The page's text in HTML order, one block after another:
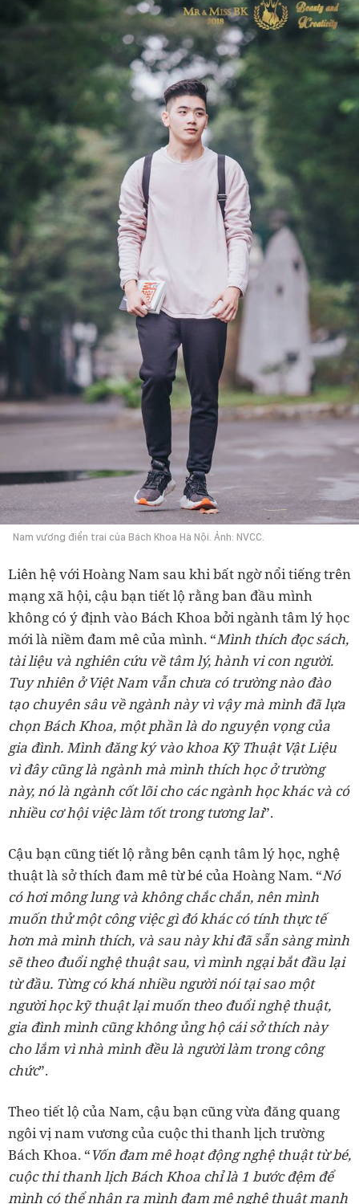
Nam vương điển trai của Bách Khoa Hà Nội. Ảnh: NVCC.
Liên hệ với Hoàng Nam sau khi bất ngờ nổi tiếng trên
mạng xã hội, cậu bạn tiết lộ rằng ban đầu mình
không có ý định vào Bách Khoa bởi ngành tâm lý học
mới là niềm đam mê của mình. “Mình thích đọc sách,
tài liệu và nghiên cứu về tâm lý, hành vi con người.
Tuy nhiên ở Việt Nam vẫn chưa có trường nào đào
tạo chuyên sâu về ngành này vì vậy mà mình đã lựa
chọn Bách Khoa, một phần là do nguyện vọng của
gia đình. Mình đăng ký vào khoa Kỹ Thuật Vật Liệu
vì đây cũng là ngành mà mình thích học ở trường
này, nó là ngành cốt lõi cho các ngành học khác và có
nhiều cơ hội việc làm tốt trong tương lai”.
Cậu bạn cũng tiết lộ rằng bên cạnh tâm lý học, nghệ
thuật là sở thích đam mê từ bé của Hoàng Nam. “Nó
có hơi mông lung và không chắc chắn, nên mình
muốn thử một công việc gì đó khác có tính thực tế
hơn mà mình thích, và sau này khi đã sẵn sàng mình
sẽ theo đuổi nghệ thuật sau, vì mình ngại bắt đầu lại
từ đầu. Từng có khá nhiều người nói tại sao một
người học kỹ thuật lại muốn theo đuổi nghệ thuật,
gia đình mình cũng không ủng hộ cái sở thích này
cho lắm vì nhà mình đều là người làm trong công
chức”.
Theo tiết lộ của Nam, cậu bạn cũng vừa đăng quang
ngôi vị nam vương của cuộc thi thanh lịch trường
Bách Khoa. “Vốn đam mê hoạt động nghệ thuật từ bé,
cuộc thi thanh lịch Bách Khoa chỉ là 1 bước đệm để
mình có thể nhận ra mình đam mê nghệ thuật mạnh